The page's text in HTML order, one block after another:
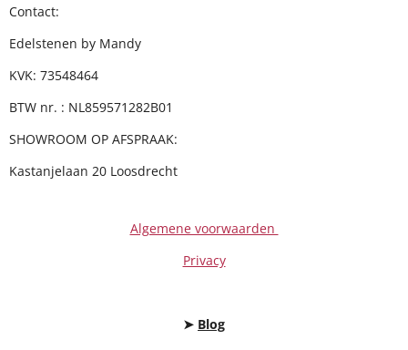
Contact:
Edelstenen by Mandy
KVK: 73548464
BTW nr. : NL859571282B01
SHOWROOM OP AFSPRAAK:
Kastanjelaan 20 Loosdrecht
Algemene voorwaarden
Privacy
➤ Blog